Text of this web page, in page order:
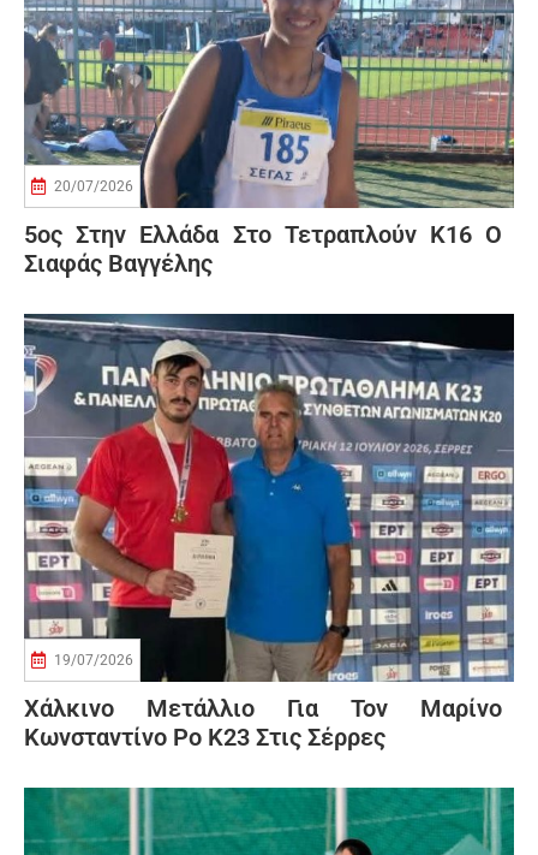
20/07/2026
5ος Στην Ελλάδα Στο Τετραπλούν Κ16 Ο
Σιαφάς Βαγγέλης
19/07/2026
Χάλκινο Μετάλλιο Για Τον Μαρίνο
Κωνσταντίνο Ρο Κ23 Στις Σέρρες